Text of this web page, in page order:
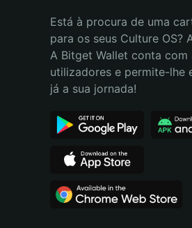
Português (Brasil)
Español (Argentina)
Está à procura de uma
para os seus Culture OS?
A Bitget Wallet conta
utilizadores e permite-lhe
já a sua jornada!